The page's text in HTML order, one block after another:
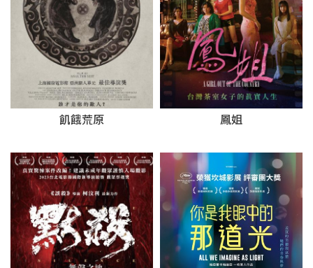
飢餓荒原 鳳姐